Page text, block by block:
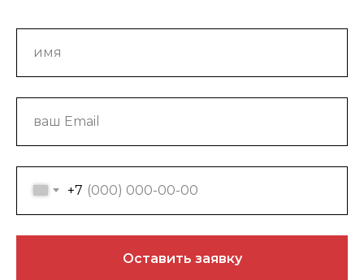
+7
Оставить заявку